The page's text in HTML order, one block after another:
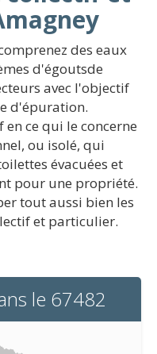
des eaux
d'égoutsde
avec l'objectif
d'épuration.
ce qui le concerne
ou isolé, qui
évacuées et
pour une propriété.
tout aussi bien les
et particulier.
le 67482